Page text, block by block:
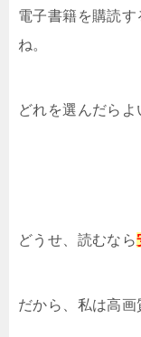
電子書籍を購読
ね。
どれを選んだらよ
どうせ、読むなら
だから、私は高画